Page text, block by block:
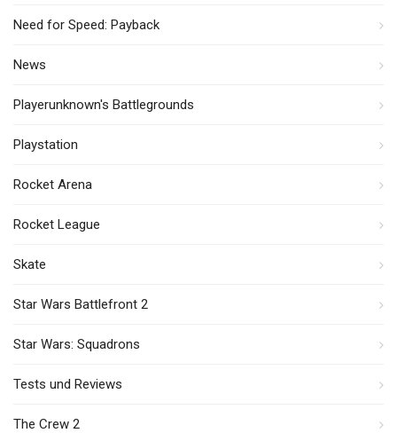
Need for Speed: Payback
News
Playerunknown's Battlegrounds
Playstation
Rocket Arena
Rocket League
Skate
Star Wars Battlefront 2
Star Wars: Squadrons
Tests und Reviews
The Crew 2